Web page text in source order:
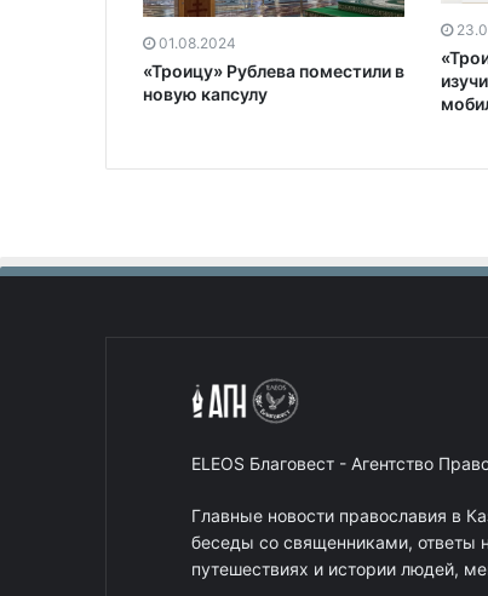
01.08.2024
«Троицу» Рублева поместили в
новую капсулу
ELEOS Благовест - Агентство
Главные новости православия в
беседы со священниками, ответы
путешествиях и истории людей,